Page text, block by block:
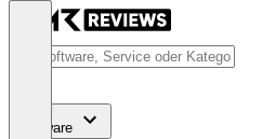
Software